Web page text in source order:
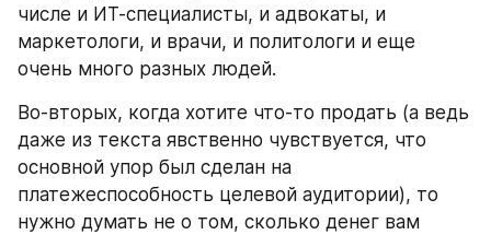
числе и ИТ-специалисты, и адвокаты, и
маркетологи, и врачи, и политологи и еще
очень много разных людей.
Во-вторых, когда хотите что-то продать (а ведь
даже из текста явственно чувствуется, что
основной упор был сделан на
платежеспособность целевой аудитории), то
нужно думать не о том, сколько денег вам